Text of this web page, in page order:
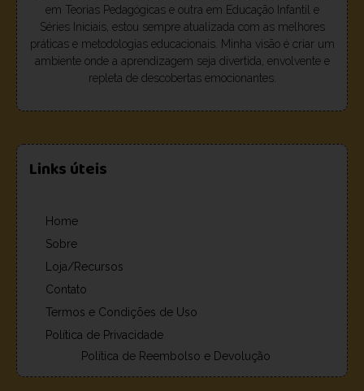
em Teorias Pedagógicas e outra em Educação Infantil e
Séries Iniciais, estou sempre atualizada com as melhores
práticas e metodologias educacionais. Minha visão é criar um
ambiente onde a aprendizagem seja divertida, envolvente e
repleta de descobertas emocionantes.
Links úteis
Home
Sobre
Loja/Recursos
Contato
Termos e Condições de Uso
Política de Privacidade
Política de Reembolso e Devolução